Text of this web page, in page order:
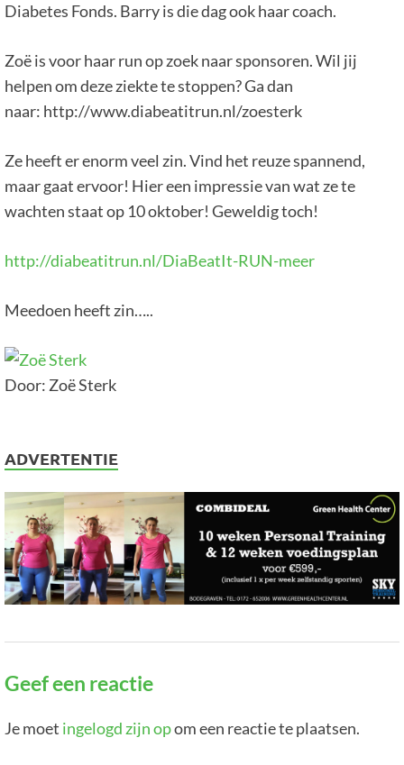
Diabetes Fonds. Barry is die dag ook haar coach.
Zoë is voor haar run op zoek naar sponsoren. Wil jij
helpen om deze ziekte te stoppen? Ga dan
naar: http://www.diabeatitrun.nl/zoesterk
Ze heeft er enorm veel zin. Vind het reuze spannend,
maar gaat ervoor! Hier een impressie van wat ze te
wachten staat op 10 oktober! Geweldig toch!
http://diabeatitrun.nl/DiaBeatIt-RUN-meer
Meedoen heeft zin…..
Door: Zoë Sterk
ADVERTENTIE
Geef een reactie
Je moet ingelogd zijn opom een reactie te plaatsen.